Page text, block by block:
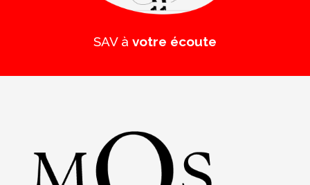
SAV à votre écoute